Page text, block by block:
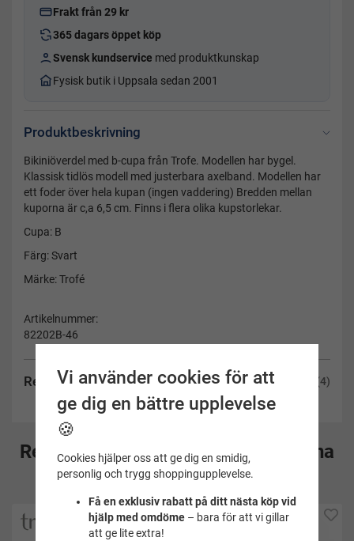
Frakt från 29 kr
365 dagars öppet köp
Svensk kundservice med produktkunskap
Fysisk butik i Uppsala sedan 2001
Produktbeskrivning
Recensioner (4)
Bikiniöverdel med b-cupa från Trofe. Modellen har bygel.
Klassisk tidlös modell med justerbara axelband. Modellen har
ett foder över hela kupan (ingen vaddering) Bredden mellan
kuporna är c,a 6,5 cm. Finns i flera olika kupstorlekar.
Cupa: B
Färg: Svart
Märke: Trofé
Artikelnummer:
82202B-46
Rekommenderade tillbehör till denna
produkt
Vi använder cookies för att
ge dig en bättre upplevelse
🍪
Cookies hjälper oss att ge dig en smidig,
personlig och trygg shoppingupplevelse.
Få en exklusiv rabatt på ditt nästa köp vid
hjälp med omdöme– bara för att vi gillar
att ge lite extra!